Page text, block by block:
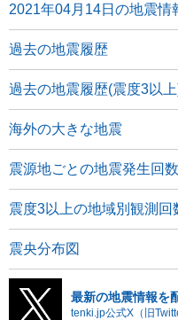
2021年04月14日の地震情
過去の地震履歴
過去の地震履歴(震度3以
海外の大きな地震
震源地ごとの地震発生回数
震度3以上の地域別観測回
震央分布図
最新の地震情報を
tenki.jp公式X（旧